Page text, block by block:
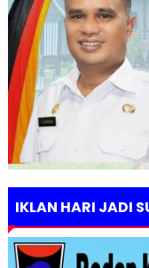
IKLAN HARI JADI